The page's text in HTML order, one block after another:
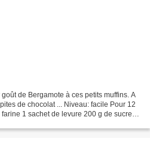
de Bergamote à ces petits muffins. A
de chocolat ... Niveau: facile Pour 12
1 sachet de levure 200 g de sucre 1